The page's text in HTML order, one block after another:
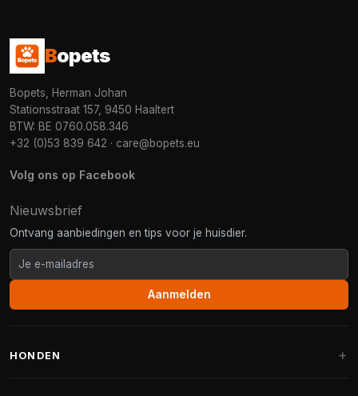
Bopets
Bopets, Herman Johan
Stationsstraat 157, 9450 Haaltert
BTW: BE 0760.058.346
+32 (0)53 839 642 · care@bopets.eu
Volg ons op Facebook
Nieuwsbrief
Ontvang aanbiedingen en tips voor je huisdier.
Aanmelden
HONDEN